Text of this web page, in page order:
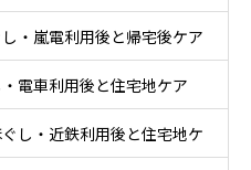
・嵐電利用後と帰宅後ケア
電車利用後と住宅地ケア
し・近鉄利用後と住宅地ケ